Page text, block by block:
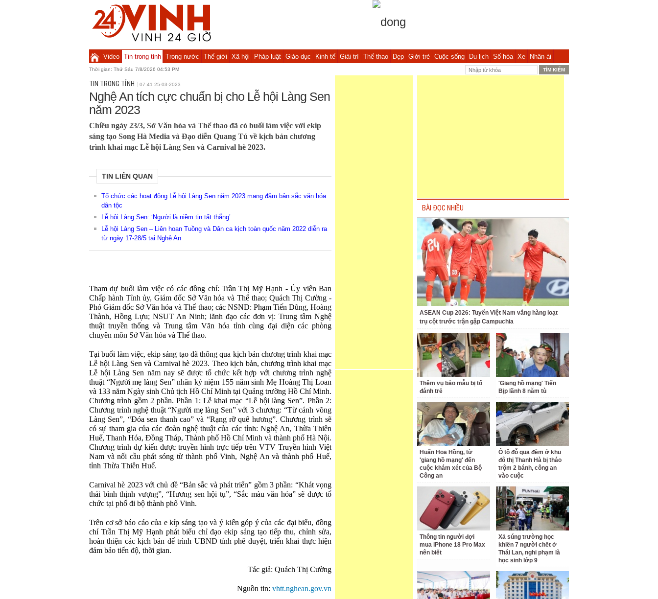
Video Tin trong tỉnh Trong nước Thế giới Xã hội Pháp luật Giáo dục Kinh tế Giải trí Thể thao Đẹp Giới trẻ Cuộc sống Du lịch Số hóa Xe Nhân ái
Thời gian: Thứ Sáu 7/8/2026 04:53 PM
TIN TRONG TỈNH 07:41 25-03-2023
Nghệ An tích cực chuẩn bị cho Lễ hội Làng Sen
năm 2023
Chiều ngày 23/3, Sở Văn hóa và Thể thao đã có buổi làm việc với ekip
sáng tạo Song Hà Media và Đạo diễn Quang Tú về kịch bản chương
trình khai mạc Lễ hội Làng Sen và Carnival hè 2023.
TIN LIÊN QUAN
Tổ chức các hoạt động Lễ hội Làng Sen năm 2023 mang đậm bản sắc văn hóa
dân tộc
Lễ hội Làng Sen: ‘Người là niềm tin tất thắng’
Lễ hội Làng Sen – Liên hoan Tuồng và Dân ca kịch toàn quốc năm 2022 diễn ra
từ ngày 17-28/5 tại Nghệ An
Tham dự buổi làm việc có các đồng chí: Trần Thị Mỹ Hạnh - Ủy viên Ban
Chấp hành Tỉnh ủy, Giám đốc Sở Văn hóa và Thể thao; Quách Thị Cường -
Phó Giám đốc Sở Văn hóa và Thể thao; các NSND: Phạm Tiến Dũng, Hoàng
Thành, Hồng Lựu; NSUT An Ninh; lãnh đạo các đơn vị: Trung tâm Nghệ
thuật truyền thống và Trung tâm Văn hóa tỉnh cùng đại diện các phòng
chuyên môn Sở Văn hóa và Thể thao.
Tại buổi làm việc, ekip sáng tạo đã thông qua kịch bản chương trình khai mạc
Lễ hội Làng Sen và Carnival hè 2023. Theo kịch bản, chương trình khai mạc
Lễ hội Làng Sen năm nay sẽ được tổ chức kết hợp với chương trình nghệ
thuật “Người mẹ làng Sen” nhân kỷ niệm 155 năm sinh Mẹ Hoàng Thị Loan
và 133 năm Ngày sinh Chủ tịch Hồ Chí Minh tại Quảng trường Hồ Chí Minh.
Chương trình gồm 2 phần. Phần 1: Lễ khai mạc “Lễ hội làng Sen”. Phần 2:
Chương trình nghệ thuật “Người mẹ làng Sen” với 3 chương: “Từ cánh võng
Làng Sen”, “Đóa sen thanh cao” và “Rạng rỡ quê hương”. Chương trình sẽ
có sự tham gia của các đoàn nghệ thuật của các tỉnh: Nghệ An, Thừa Thiên
Huế, Thanh Hóa, Đồng Tháp, Thành phố Hồ Chí Minh và thành phố Hà Nội.
Chương trình dự kiến được truyền hình trực tiếp trên VTV Truyền hình Việt
Nam và nối cầu phát sóng từ thành phố Vinh, Nghệ An và thành phố Huế,
tỉnh Thừa Thiên Huế.
Carnival hè 2023 với chủ đề “Bản sắc và phát triển” gồm 3 phần: “Khát vọng
thái bình thịnh vượng”, “Hương sen hội tụ”, “Sắc màu văn hóa” sẽ được tổ
chức tại phố đi bộ thành phố Vinh.
Trên cơ sở báo cáo của e kíp sáng tạo và ý kiến góp ý của các đại biểu, đồng
chí Trần Thị Mỹ Hạnh phát biểu chỉ đạo ekip sáng tạo tiếp thu, chỉnh sửa,
hoàn thiện các kịch bản để trình UBND tỉnh phê duyệt, triển khai thực hiện
đảm bảo tiến độ, thời gian.
Tác giả: Quách Thị Cường
Nguồn tin: vhtt.nghean.gov.vn
BÀI ĐỌC NHIỀU
ASEAN Cup 2026: Tuyển Việt Nam vắng hàng loạt
trụ cột trước trận gặp Campuchia
Thêm vụ bảo mẫu bị tố
đánh trẻ
'Giang hồ mạng' Tiến
Bịp lãnh 8 năm tù
Huấn Hoa Hồng, từ
'giang hồ mạng' đến
cuộc khám xét của Bộ
Công an
Ô tô đỗ qua đêm ở khu
đô thị Thanh Hà bị tháo
trộm 2 bánh, công an
vào cuộc
Thông tin người đợi
mua iPhone 18 Pro Max
nên biết
Xả súng trường học
khiến 7 người chết ở
Thái Lan, nghi phạm là
học sinh lớp 9